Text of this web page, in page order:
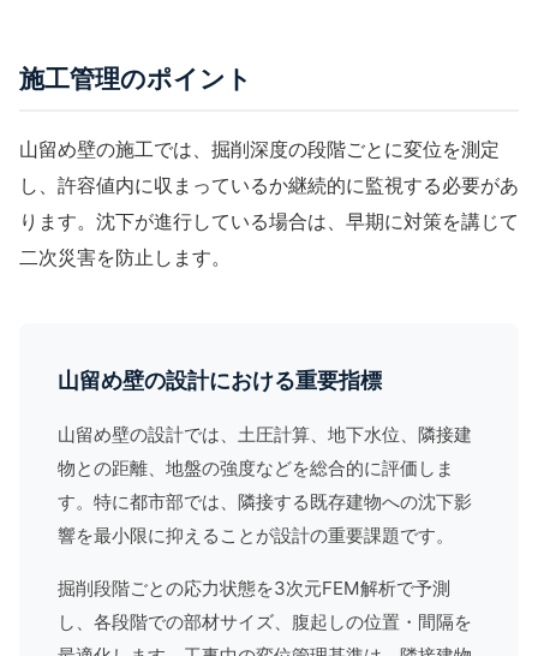
施工管理のポイント
山留め壁の施工では、掘削深度の段階ごとに変位を測定
し、許容値内に収まっているか継続的に監視する必要があ
ります。沈下が進行している場合は、早期に対策を講じて
二次災害を防止します。
山留め壁の設計における重要指標
山留め壁の設計では、土圧計算、地下水位、隣接建
物との距離、地盤の強度などを総合的に評価しま
す。特に都市部では、隣接する既存建物への沈下影
響を最小限に抑えることが設計の重要課題です。
掘削段階ごとの応力状態を3次元FEM解析で予測
し、各段階での部材サイズ、腹起しの位置・間隔を